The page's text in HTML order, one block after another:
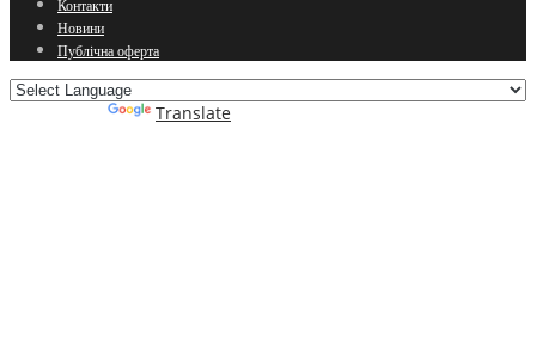
Контакти
Новини
Публічна оферта
Translate